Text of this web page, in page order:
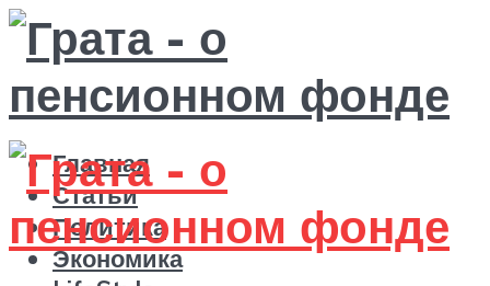
Главная
Статьи
Политика
Экономика